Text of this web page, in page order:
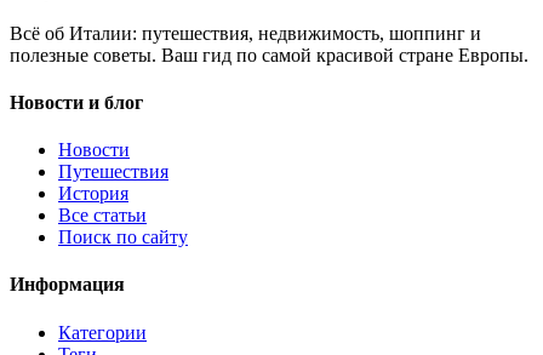
Всё об Италии: путешествия, недвижимость, шоппинг и
полезные советы. Ваш гид по самой красивой стране Европы.
Новости и блог
Новости
Путешествия
История
Все статьи
Поиск по сайту
Информация
Категории